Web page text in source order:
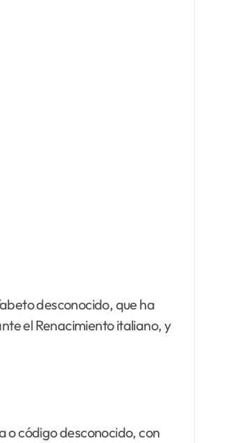
desconocido, que ha
el Renacimiento italiano, y
o código desconocido, con